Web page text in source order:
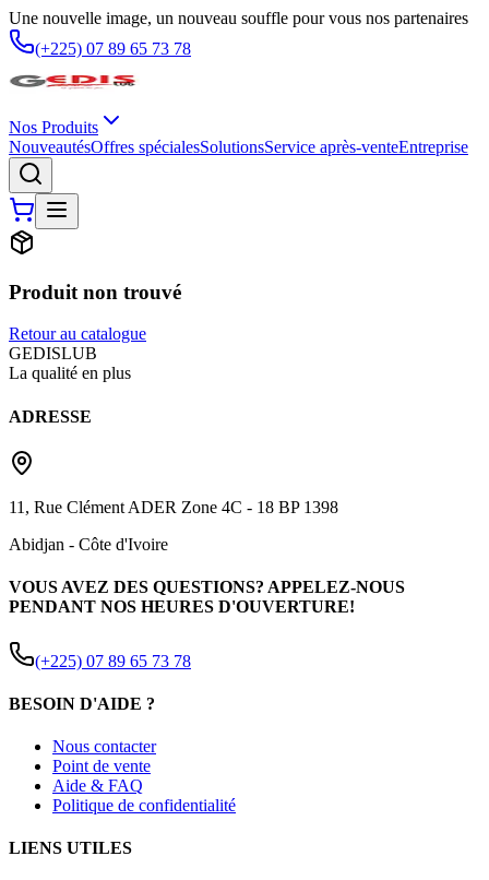
Une nouvelle image, un nouveau souffle pour vous nos partenaires
(+225) 07 89 65 73 78
Nos Produits
NouveautésOffres spécialesSolutionsService après-venteEntreprise
Produit non trouvé
Retour au catalogue
GEDISLUB
La qualité en plus
ADRESSE
11, Rue Clément ADER Zone 4C - 18 BP 1398
Abidjan - Côte d'Ivoire
VOUS AVEZ DES QUESTIONS? APPELEZ-NOUS
PENDANT NOS HEURES D'OUVERTURE!
(+225) 07 89 65 73 78
BESOIN D'AIDE ?
Nous contacter
Point de vente
Aide & FAQ
Politique de confidentialité
LIENS UTILES